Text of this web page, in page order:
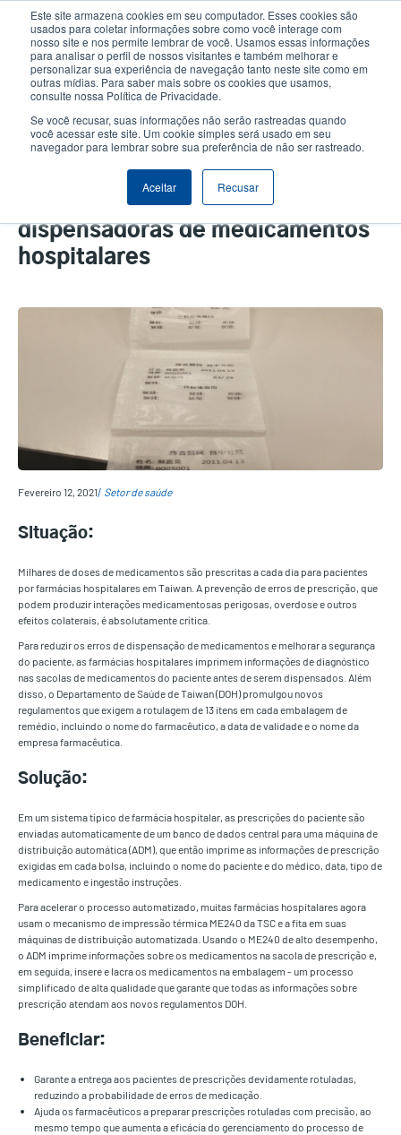
Este site armazena cookies em seu computador. Esses cookies são
usados para coletar informações sobre como você interage com
nosso site e nos permite lembrar de você. Usamos essas informações
para analisar o perfil de nossos visitantes e também melhorar e
personalizar sua experiência de navegação tanto neste site como em
outras mídias. Para saber mais sobre os cookies que usamos,
consulte nossa Política de Privacidade.
Se você recusar, suas informações não serão rastreadas quando
você acessar este site. Um cookie simples será usado em seu
navegador para lembrar sobre sua preferência de não ser rastreado.
Aceitar Recusar
conteúdo
principal
User
account
User
Header
Seletor de Produto Contactar Vendas
O mecanismo de impressão
ME240 prova ser a solução
perfeita para máquinas
dispensadoras de medicamentos
hospitalares
Fevereiro 12, 2021 Setor de saúde
Situação:
Milhares de doses de medicamentos são prescritas a cada dia para pacientes
por farmácias hospitalares em Taiwan. A prevenção de erros de prescrição, que
podem produzir interações medicamentosas perigosas, overdose e outros
efeitos colaterais, é absolutamente crítica.
Para reduzir os erros de dispensação de medicamentos e melhorar a segurança
do paciente, as farmácias hospitalares imprimem informações de diagnóstico
nas sacolas de medicamentos do paciente antes de serem dispensados. Além
disso, o Departamento de Saúde de Taiwan (DOH) promulgou novos
regulamentos que exigem a rotulagem de 13 itens em cada embalagem de
remédio, incluindo o nome do farmacêutico, a data de validade e o nome da
empresa farmacêutica.
Solução:
Em um sistema típico de farmácia hospitalar, as prescrições do paciente são
enviadas automaticamente de um banco de dados central para uma máquina de
distribuição automática (ADM), que então imprime as informações de prescrição
exigidas em cada bolsa, incluindo o nome do paciente e do médico, data, tipo de
medicamento e ingestão instruções.
Para acelerar o processo automatizado, muitas farmácias hospitalares agora
usam o mecanismo de impressão térmica ME240 da TSC e a fita em suas
máquinas de distribuição automatizada. Usando o ME240 de alto desempenho,
o ADM imprime informações sobre os medicamentos na sacola de prescrição e,
em seguida, insere e lacra os medicamentos na embalagem - um processo
simplificado de alta qualidade que garante que todas as informações sobre
prescrição atendam aos novos regulamentos DOH.
Beneficiar:
Garante a entrega aos pacientes de prescrições devidamente rotuladas,
reduzindo a probabilidade de erros de medicação.
Ajuda os farmacêuticos a preparar prescrições rotuladas com precisão, ao
mesmo tempo que aumenta a eficácia do gerenciamento do processo de